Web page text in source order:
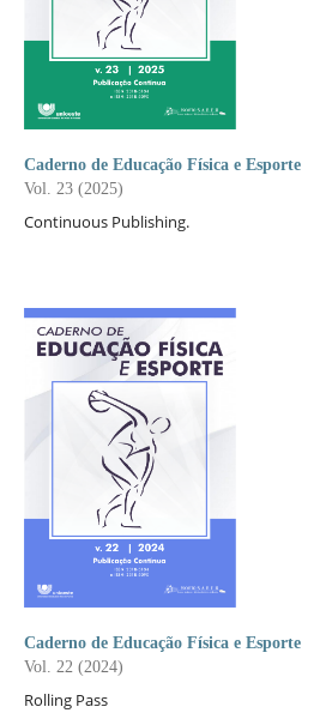
Caderno de Educação Física e Esporte
Vol. 23 (2025)
Continuous Publishing.
Caderno de Educação Física e Esporte
Vol. 22 (2024)
Rolling Pass